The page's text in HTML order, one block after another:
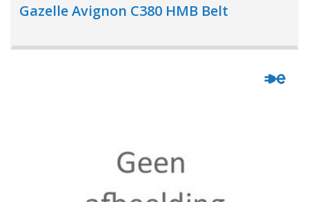
Gazelle Avignon C380 HMB Belt